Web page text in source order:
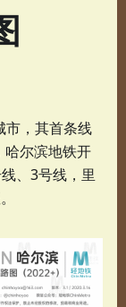
市，其首条线
哈尔滨地铁开
、3号线，里